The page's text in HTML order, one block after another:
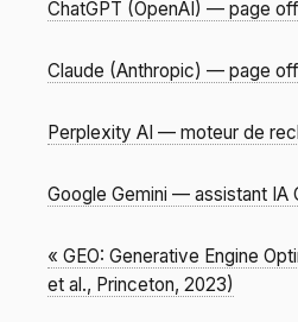
ChatGPT (OpenAI) — page
Claude (Anthropic) — page
Perplexity AI — moteur de
Google Gemini — assistant IA
« GEO: Generative Engine
et al., Princeton, 2023)